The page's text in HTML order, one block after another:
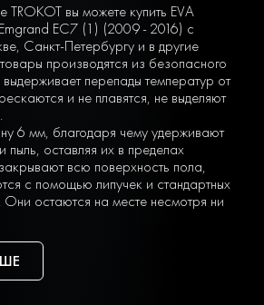
TROKOT вы можете купить EVA
EC7 (1) (2009 - 2016) с
Санкт-Петербургу и в другие
производятся из безопасного
перепады температур от
и не плавятся, не выделяют
6 мм, благодаря чему удерживают
пыль, оставляя их в пределах
всю поверхность пола,
с помощью липучек и стандартных
остаются на месте несмотря ни
его струей воды на автомойке или из